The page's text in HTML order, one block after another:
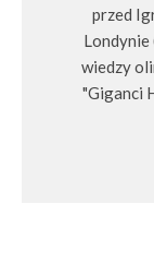
przed
wiedzy
"Giganci